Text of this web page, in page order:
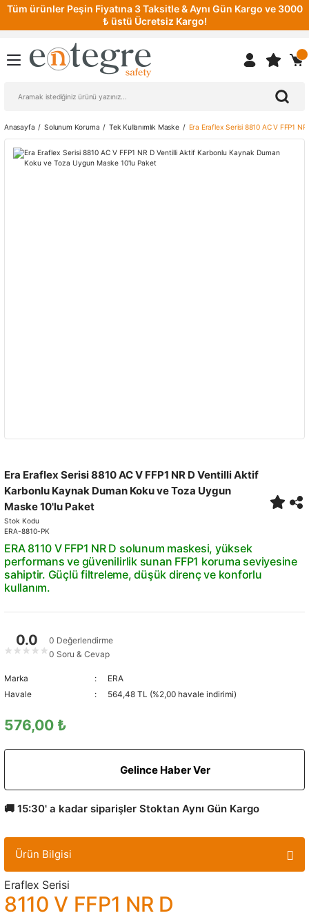
Tüm ürünler Peşin Fiyatına 3 Taksitle & Aynı Gün Kargo ve 3000
₺ üstü Ücretsiz Kargo!
Anasayfa Solunum Koruma Tek Kullanımlık Maske Era Eraflex Serisi 8810 AC V FFP1
Era Eraflex Serisi 8810 AC V FFP1 NR D Ventilli Aktif
Karbonlu Kaynak Duman Koku ve Toza Uygun
Maske 10'lu Paket
Stok Kodu
ERA-8810-PK
ERA 8110 V FFP1 NR D solunum maskesi, yüksek
performans ve güvenilirlik sunan FFP1 koruma seviyesine
sahiptir. Güçlü filtreleme, düşük direnç ve konforlu
kullanım.
0.0
★ ★ ★ ★ ★
0 Değerlendirme
0 Soru & Cevap
Marka
ERA
Havale
564,48 TL (%2,00 havale indirimi)
576,00 ₺
Gelince Haber Ver
🚚 15:30' a kadar siparişler Stoktan Aynı Gün Kargo
Ürün Bilgisi
Eraflex Serisi
8110 V FFP1 NR D